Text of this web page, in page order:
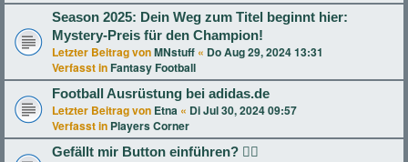
Season 2025: Dein Weg zum Titel beginnt hier:
Mystery-Preis für den Champion!
Letzter Beitrag vonMNstuff « Do Aug 29, 2024 13:31
Verfasst in Fantasy Football
Football Ausrüstung bei adidas.de
Letzter Beitrag von Etna « Di Jul 30, 2024 09:57
Verfasst in Players Corner
Gefällt mir Button einführen? 👍🏻